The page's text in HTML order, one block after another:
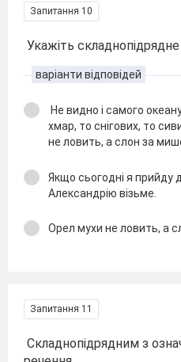
Запитання 10
Укажіть
варіанти відповідей
Не видно і самого
хмар, то снігових, то
не ловить, а слон за
Якщо сьогодні я прийду
Александрію візьме.
Орел мухи не ловить, а
Запитання 11
Складнопідрядним з